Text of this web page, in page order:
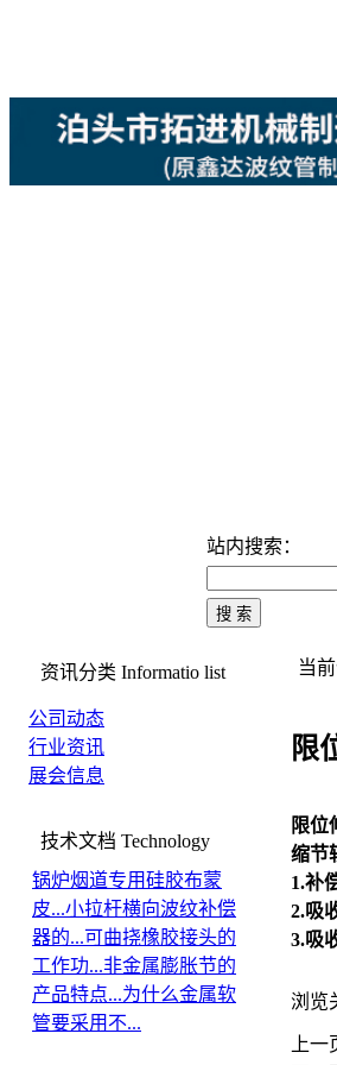
站内搜索：
资讯分类 Informatio list
公司动态
行业资讯
展会信息
技术文档 Technology
锅炉烟道专用硅胶布蒙
皮...小拉杆横向波纹补偿
器的...可曲挠橡胶接头的
工作功...非金属膨胀节的
产品特点...为什么金属软
管要采用不...
当
限
限位
缩节
1.补
2.吸
3.吸
浏览
上一